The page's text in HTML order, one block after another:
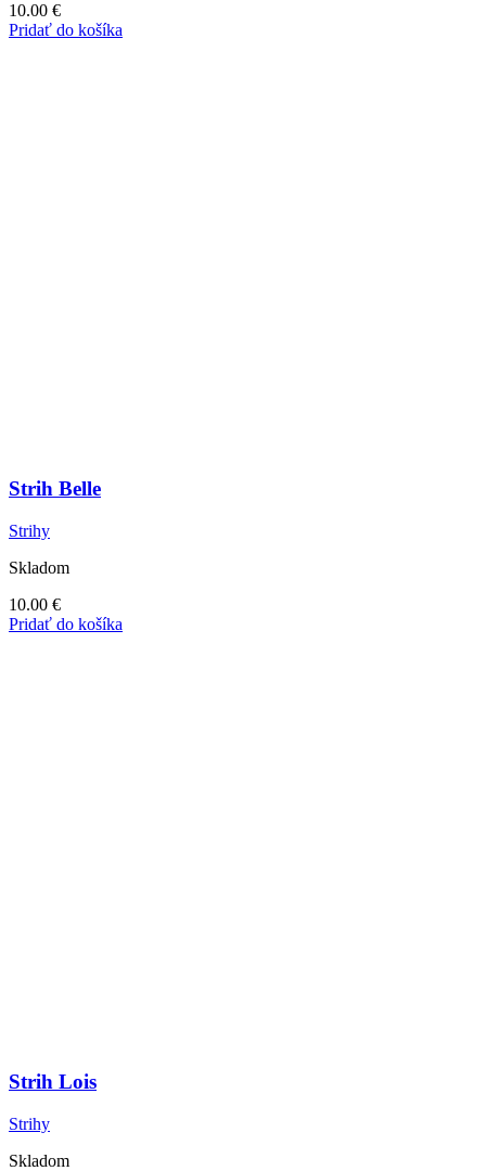
10.00 €
Pridať do košíka
Strih Belle
Strihy
Skladom
10.00 €
Pridať do košíka
Strih Lois
Strihy
Skladom